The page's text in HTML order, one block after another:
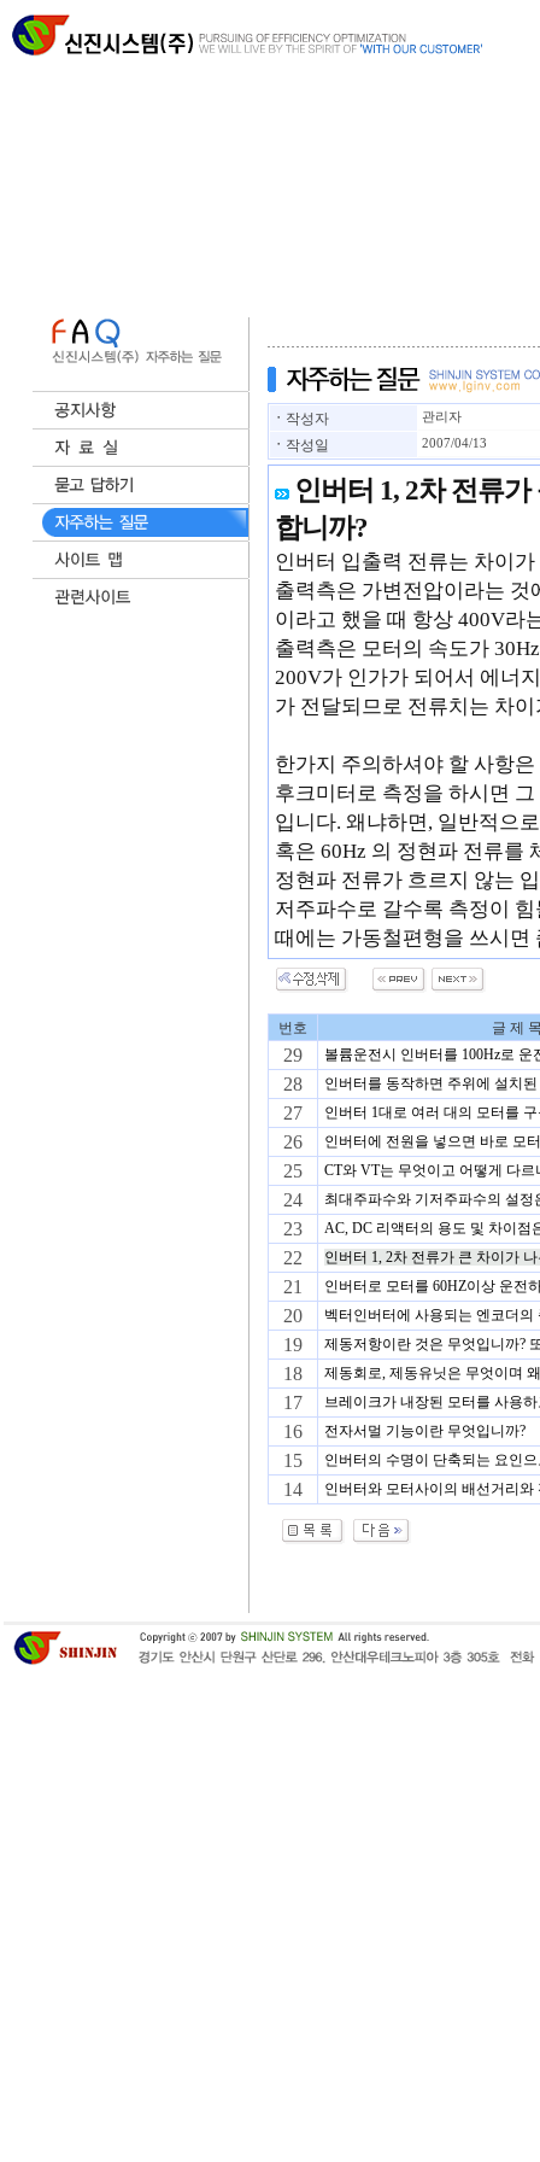
ㆍ 작성자 관리자
ㆍ 작성일 2007/04/13
인버터 1, 2차 전류
합니까?
인버터 입출력 전류는 차이
출력측은 가변전압이라는 것
이라고 했을 때 항상 400V라
출력측은 모터의 속도가
200V가 인가가 되어서 에너
가 전달되므로 전류치는 차
한가지 주의하셔야 할 사항
후크미터로 측정을 하시면
입니다. 왜냐하면, 일반적으
혹은 60Hz 의 정현파 전류를
정현파 전류가 흐르지 않는
저주파수로 갈수록 측정이
때에는 가동철편형을 쓰시면
번호 글 제
29 볼륨운전시 인버터를 100Hz로 운
28 인버터를 동작하면 주위에 설치
27 인버터 1대로 여러 대의 모터를
26 인버터에 전원을 넣으면 바로 모
25 CT와 VT는 무엇이고 어떻게 다르
24 최대주파수와 기저주파수의 설정
23 AC, DC 리액터의 용도 및 차이점
22 인버터 1, 2차 전류가 큰 차이가
21 인버터로 모터를 60HZ이상 운전
20 벡터인버터에 사용되는 엔코더의
19 제동저항이란 것은 무엇입니까?
18 제동회로, 제동유닛은 무엇이며
17 브레이크가 내장된 모터를 사용
16 전자서멀 기능이란 무엇입니까?
15 인버터의 수명이 단축되는 요인
14 인버터와 모터사이의 배선거리와